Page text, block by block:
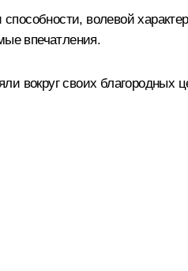
волевой
впечатления.
вокруг своих благородных